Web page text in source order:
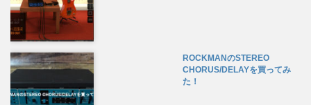
ROCKMANのSTEREO
CHORUS/DELAYを買ってみ
た！